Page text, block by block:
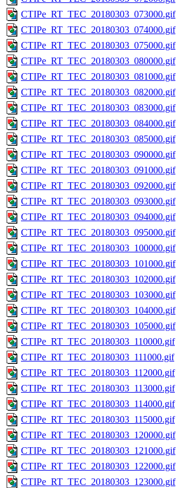
CTIPe_RT_TEC_20180303_073000.gif
CTIPe_RT_TEC_20180303_074000.gif
CTIPe_RT_TEC_20180303_075000.gif
CTIPe_RT_TEC_20180303_080000.gif
CTIPe_RT_TEC_20180303_081000.gif
CTIPe_RT_TEC_20180303_082000.gif
CTIPe_RT_TEC_20180303_083000.gif
CTIPe_RT_TEC_20180303_084000.gif
CTIPe_RT_TEC_20180303_085000.gif
CTIPe_RT_TEC_20180303_090000.gif
CTIPe_RT_TEC_20180303_091000.gif
CTIPe_RT_TEC_20180303_092000.gif
CTIPe_RT_TEC_20180303_093000.gif
CTIPe_RT_TEC_20180303_094000.gif
CTIPe_RT_TEC_20180303_095000.gif
CTIPe_RT_TEC_20180303_100000.gif
CTIPe_RT_TEC_20180303_101000.gif
CTIPe_RT_TEC_20180303_102000.gif
CTIPe_RT_TEC_20180303_103000.gif
CTIPe_RT_TEC_20180303_104000.gif
CTIPe_RT_TEC_20180303_105000.gif
CTIPe_RT_TEC_20180303_110000.gif
CTIPe_RT_TEC_20180303_111000.gif
CTIPe_RT_TEC_20180303_112000.gif
CTIPe_RT_TEC_20180303_113000.gif
CTIPe_RT_TEC_20180303_114000.gif
CTIPe_RT_TEC_20180303_115000.gif
CTIPe_RT_TEC_20180303_120000.gif
CTIPe_RT_TEC_20180303_121000.gif
CTIPe_RT_TEC_20180303_122000.gif
CTIPe_RT_TEC_20180303_123000.gif